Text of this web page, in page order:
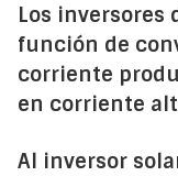
Los inversores
función de
corriente
en corriente
Al inversor